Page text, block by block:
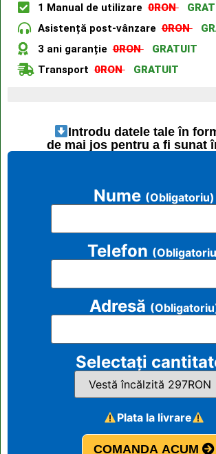
1 Manual de utilizare0RON
Asistență post-vânzare0RON
3 ani garanție0RON
GRATUIT
Transport0RON GRATUIT
Introdu datele tale în
de mai jos pentru a fi sunat
Nume (Obligatoriu)
Telefon
Adresă
Selectați
Plata la livrare
COMANDA ACUM